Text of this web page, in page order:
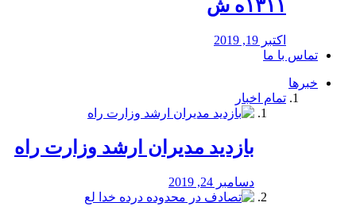
۱۳۱۱ه ش
اکتبر 19, 2019
تماس با ما
خبرها
تمام اخبار
بازدید مدیران ارشد وزارت راه
دسامبر 24, 2019